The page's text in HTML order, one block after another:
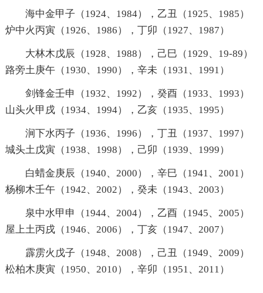
海中金甲子（1924、1984），乙丑（1925、1985）
炉中火丙寅（1926、1986），丁卯（1927、1987）
大林木戊辰（1928、1988），己巳（1929、19-89）
路旁土庚午（1930、1990），辛未（1931、1991）
剑锋金壬申（1932、1992），癸酉（1933、1993）
山头火甲戌（1934、1994），乙亥（1935、1995）
涧下水丙子（1936、1996），丁丑（1937、1997）
城头土戊寅（1938、1998），己卯（1939、1999）
白蜡金庚辰（1940、2000），辛巳（1941、2001）
杨柳木壬午（1942、2002），癸未（1943、2003）
泉中水甲申（1944、2004），乙酉（1945、2005）
屋上土丙戌（1946、2006），丁亥（1947、2007）
霹雳火戊子（1948、2008），己丑（1949、2009）
松柏木庚寅（1950、2010），辛卯（1951、2011）